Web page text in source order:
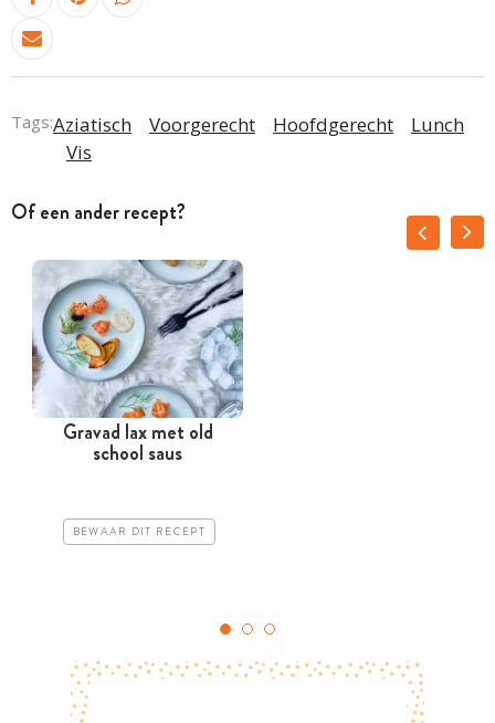
Tags:Aziatisch Voorgerecht Hoofdgerecht
Lunch
Vis
Of een ander recept?
Gravad lax met old
school saus
BEWAAR DIT RECEPT